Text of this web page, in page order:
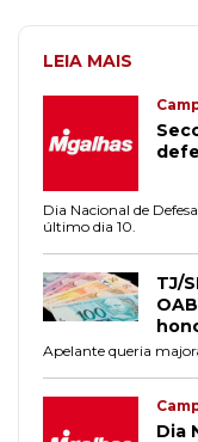
LEIA MAIS
Dia Nacional de
último dia 10.
TJ/
Apelante queria
Dia